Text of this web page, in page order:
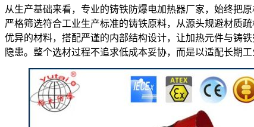
从生产基础来看，专业的铸铁防爆电加热器厂家，始终把
严格筛选符合工业生产标准的铸铁原料，从源头规避材质
优异的材料，搭配严谨的内部结构设计，让加热元件与铸
隐患。整个选材过程不追求低成本妥协，而是以适配长期